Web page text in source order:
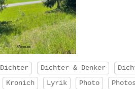
Dichter Dichter & Denker
Kronich Lyrik Photo Photos